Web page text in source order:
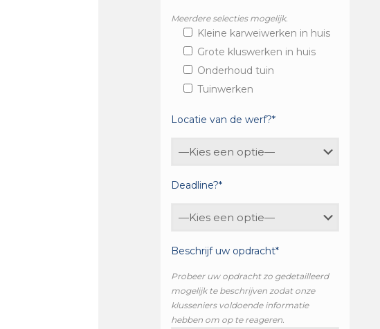
Meerdere selecties mogelijk.
Kleine karweiwerken in huis
Grote kluswerken in huis
Onderhoud tuin
Tuinwerken
Locatie van de werf?*
Deadline?*
Beschrijf uw opdracht*
Probeer uw opdracht zo gedetailleerd
mogelijk te beschrijven zodat onze
klusseniers voldoende informatie
hebben om op te reageren.